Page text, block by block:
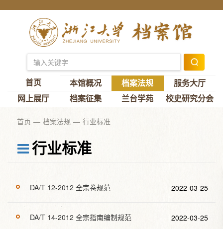
首页 本馆概况 档案法规
服务大厅
网上展厅
档案征集 兰台学苑 校史研究分会
首页 档案法规 行业标准
行业标准
DA/T 12-2012 全宗卷规范 2022-03-25
DA/T 14-2012 全宗指南编制规范 2022-03-25